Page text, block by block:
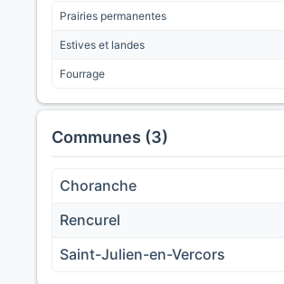
Prairies permanentes
Estives et landes
Fourrage
Communes (3)
Choranche
Rencurel
Saint-Julien-en-Vercors